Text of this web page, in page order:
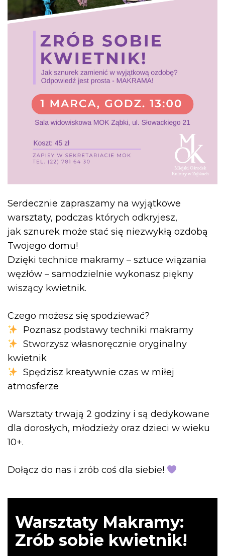
Serdecznie zapraszamy na wyjątkowe
warsztaty, podczas których odkryjesz,
jak sznurek może stać się niezwykłą ozdobą
Twojego domu!
Dzięki technice makramy – sztuce wiązania
węzłów – samodzielnie wykonasz piękny
wiszący kwietnik.
Czego możesz się spodziewać?
Poznasz podstawy techniki makramy
Stworzysz własnoręcznie oryginalny
kwietnik
Spędzisz kreatywnie czas w miłej
atmosferze
Warsztaty trwają 2 godziny i są dedykowane
dla dorosłych, młodzieży oraz dzieci w wieku
10+.
Dołącz do nas i zrób coś dla siebie!
Warsztaty Makramy:
Zrób sobie kwietnik!